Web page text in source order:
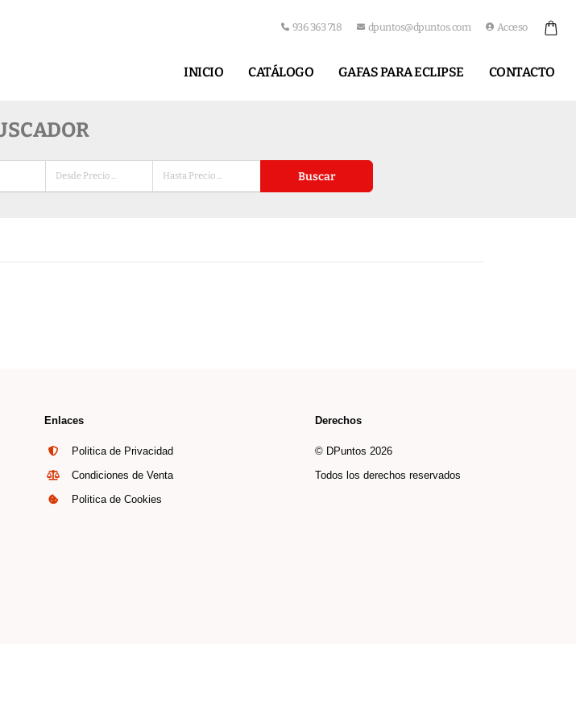
936 363 718 dpuntos@dpuntos.com Acceso
INICIO CATÁLOGO GAFAS PARA ECLIPSE CONTACTO
Buscar
Enlaces
Politica de Privacidad
Condiciones de Venta
Politica de Cookies
Derechos
© DPuntos 2026
Todos los derechos reservados